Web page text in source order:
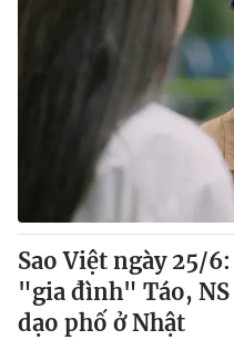
Thế giới đó đây
Câu chuyện quốc tế
Tài chính
Thị trường
Góc doanh nghiệp
Dữ liệu và đời sống
Truyền hình
Phim VTV
Giải trí
Sao Việt ngày 25/
"gia đình" Táo, NS
dạo phố ở Nhật